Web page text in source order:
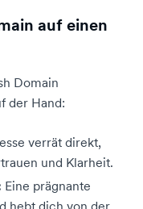
auf einen
Domain
der Hand:
verrät direkt,
und Klarheit.
Eine prägnante
hebt dich von der